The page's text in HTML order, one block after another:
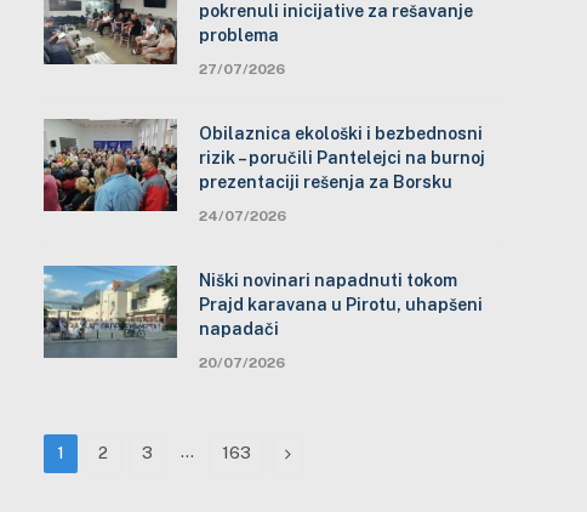
pokrenuli inicijative za rešavanje
problema
27/07/2026
Obilaznica ekološki i bezbednosni
rizik – poručili Pantelejci na burnoj
prezentaciji rešenja za Borsku
24/07/2026
Niški novinari napadnuti tokom
Prajd karavana u Pirotu, uhapšeni
napadači
20/07/2026
1 2 3 … 163 Next